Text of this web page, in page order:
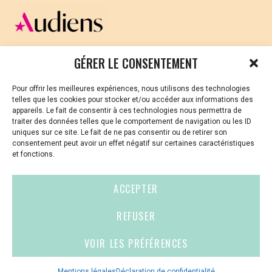
GÉRER LE CONSENTEMENT
Pour offrir les meilleures expériences, nous utilisons des technologies
telles que les cookies pour stocker et/ou accéder aux informations des
appareils. Le fait de consentir à ces technologies nous permettra de
traiter des données telles que le comportement de navigation ou les ID
uniques sur ce site. Le fait de ne pas consentir ou de retirer son
consentement peut avoir un effet négatif sur certaines caractéristiques
et fonctions.
ACCEPTER
REFUSER
VOIR LES PRÉFÉRENCES
un temps d’échange pour répondre à vos
questions.
Rendez-vous via ce lien pour vous inscrire
CELLULE D’ÉCOUTE ET DE SOUTIEN PSYCHOLOGIQUE ET
Vous avez été témoin ou vous êtes victime de VSS ? Ou
vous êtes référent·es harcèlement en besoin de soutien
ou d’informations ?
01 87 20 30 90
violences-sexuelles-culture@audiens.org
Espace
presse
Mentions
légales